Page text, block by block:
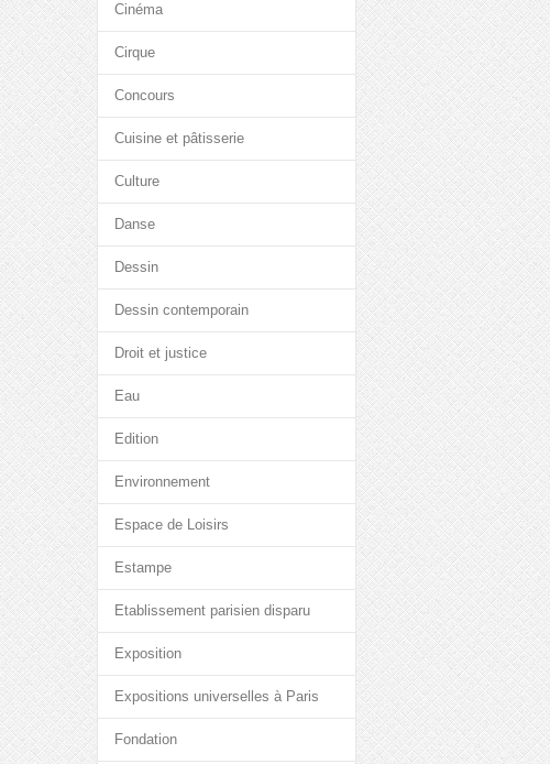
Cinéma
Cirque
Concours
Cuisine et pâtisserie
Culture
Danse
Dessin
Dessin contemporain
Droit et justice
Eau
Edition
Environnement
Espace de Loisirs
Estampe
Etablissement parisien disparu
Exposition
Expositions universelles à Paris
Fondation